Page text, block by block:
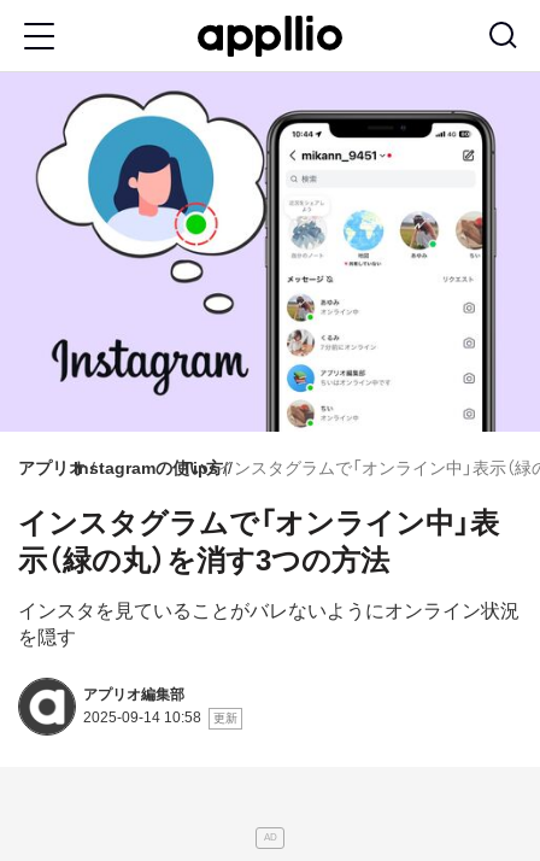
アプリオInstagramの使い方
Tipsインスタグラムで「オンライン中」表示（
インスタグラムで「オンライン中」表
示（緑の丸）を消す3つの方法
インスタを見ていることがバレないようにオンライン状況
を隠す
アプリオ編集部
2025-09-14 10:58